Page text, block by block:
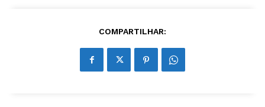
COMPARTILHAR: